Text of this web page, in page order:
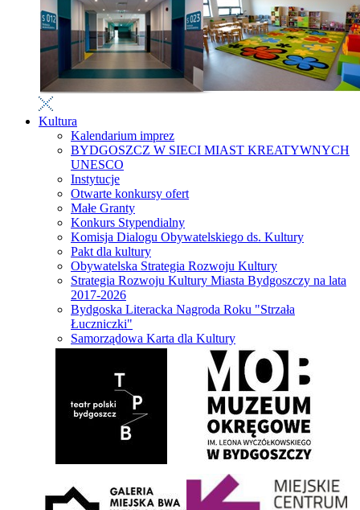
Kultura
Kalendarium imprez
BYDGOSZCZ W SIECI MIAST KREATYWNYCH
UNESCO
Instytucje
Otwarte konkursy ofert
Małe Granty
Konkurs Stypendialny
Komisja Dialogu Obywatelskiego ds. Kultury
Pakt dla kultury
Obywatelska Strategia Rozwoju Kultury
Strategia Rozwoju Kultury Miasta Bydgoszczy na lata
2017-2026
Bydgoska Literacka Nagroda Roku "Strzała
Łuczniczki"
Samorządowa Karta dla Kultury